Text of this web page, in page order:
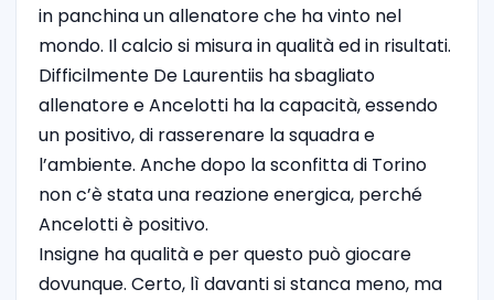
in panchina un allenatore che ha vinto nel
mondo. Il calcio si misura in qualità ed in risultati.
Difficilmente De Laurentiis ha sbagliato
allenatore e Ancelotti ha la capacità, essendo
un positivo, di rasserenare la squadra e
l’ambiente. Anche dopo la sconfitta di Torino
non c’è stata una reazione energica, perché
Ancelotti è positivo.
Insigne ha qualità e per questo può giocare
dovunque. Certo, lì davanti si stanca meno, ma